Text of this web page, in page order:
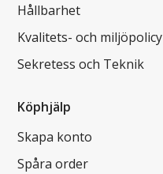
Hållbarhet
Kvalitets- och miljöpolicy
Sekretess och Teknik
Köphjälp
Skapa konto
Spåra order